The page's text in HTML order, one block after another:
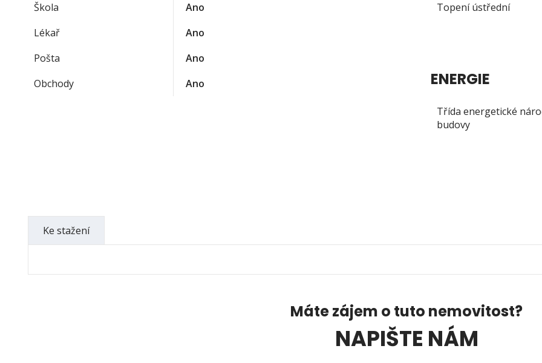
Škola
Ano
Lékař
Ano
Pošta
Ano
Obchody
Ano
Topení ústřední
ENERGIE
Třída energetické
budovy
Ke stažení
Máte zájem o tuto nemovitost?
NAPIŠTE NÁM